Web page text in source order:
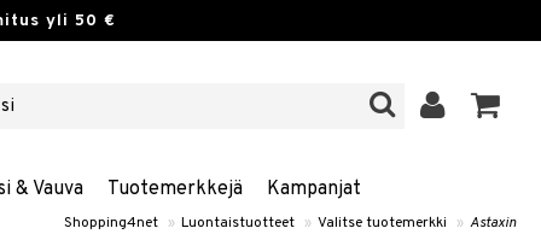
yli 50 €
& Vauva Tuotemerkkejä Kampanjat
Shopping4net » Luontaistuotteet » Valitse tuotemerkki » Astaxin